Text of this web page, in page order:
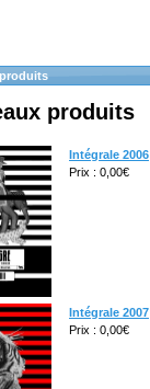
produits
Intégrale 2006
Prix : 0,00€
Intégrale 2007
Prix : 0,00€